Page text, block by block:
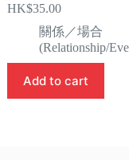
HK$35.00
關係／場合
(Relationship/
Add to cart